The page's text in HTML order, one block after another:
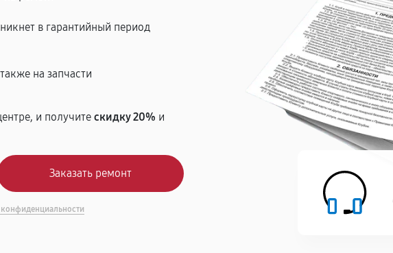
в гарантийный период
на запчасти
и получитескидку 20% и